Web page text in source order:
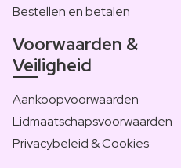
Bestellen en betalen
Voorwaarden &
Veiligheid
Aankoopvoorwaarden
Lidmaatschapsvoorwaarden
Privacybeleid & Cookies